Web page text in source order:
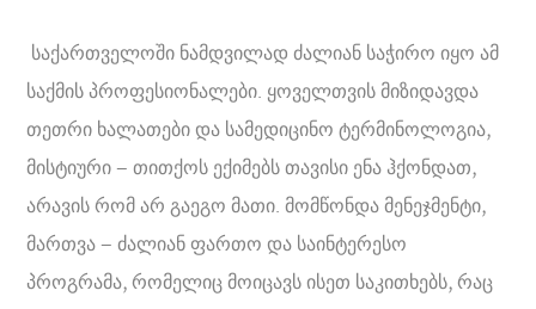
საქართველოში ნამდვილად ძალიან საჭირო იყო ამ
საქმის პროფესიონალები. ყოველთვის მიზიდავდა
თეთრი ხალათები და სამედიცინო ტერმინოლოგია,
მისტიური – თითქოს ექიმებს თავისი ენა ჰქონდათ,
არავის რომ არ გაეგო მათი. მომწონდა მენეჯმენტი,
მართვა – ძალიან ფართო და საინტერესო
პროგრამა, რომელიც მოიცავს ისეთ საკითხებს, რაც